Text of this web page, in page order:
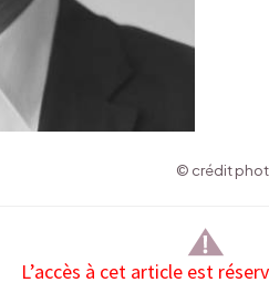
© crédit
L’accès à cet article est